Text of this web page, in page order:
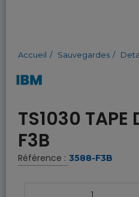
Accueil Sauvegardes
TS1030 TAPE
F3B
Référence : 3588-F3B